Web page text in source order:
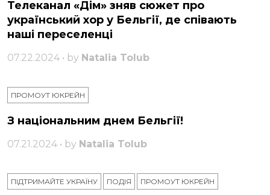
Телеканал «Дім» зняв сюжет про
український хор у Бельгії, де співають
наші переселенці
07.22.2024 • by Natalia Tolub
ПРОМОУТ ЮКРЕЙН
З національним днем ​​Бельгії!
07.21.2024 • by Natalia Tolub
ПІДТРИМАЙТЕ УКРАЇНУ ПОДІЯ ПРОМОУТ ЮКРЕЙН